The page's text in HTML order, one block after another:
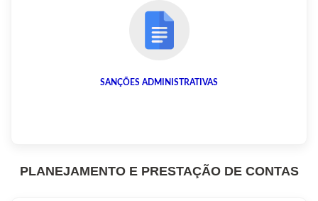
SANÇÕES ADMINISTRATIVAS
PLANEJAMENTO E PRESTAÇÃO DE CONTAS